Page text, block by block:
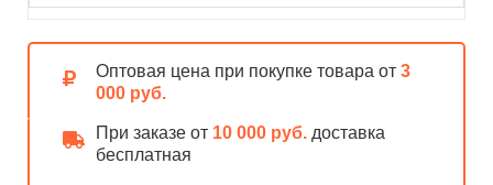
Оптовая цена при покупке товара от 3
000 руб.
При заказе от 10 000 руб. доставка
бесплатная